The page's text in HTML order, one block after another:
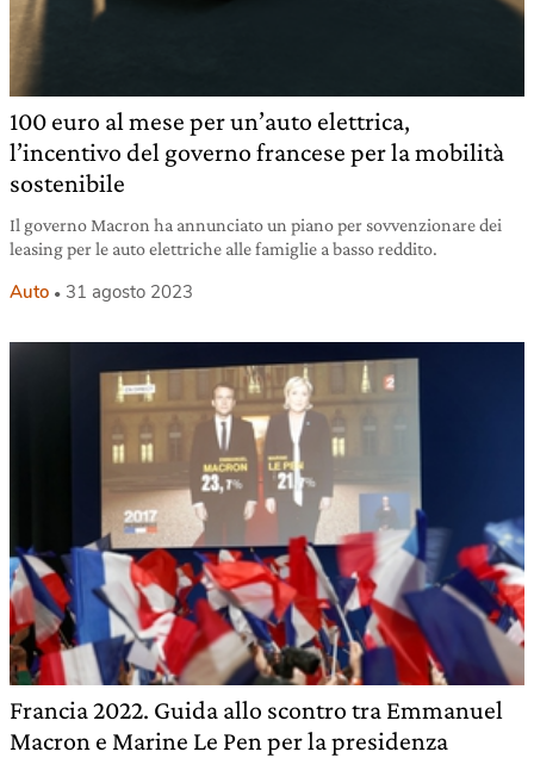
100 euro al mese per un’auto elettrica,
l’incentivo del governo francese per la mobilità
sostenibile
Il governo Macron ha annunciato un piano per sovvenzionare dei
leasing per le auto elettriche alle famiglie a basso reddito.
Auto 31 agosto 2023
Francia 2022. Guida allo scontro tra Emmanuel
Macron e Marine Le Pen per la presidenza